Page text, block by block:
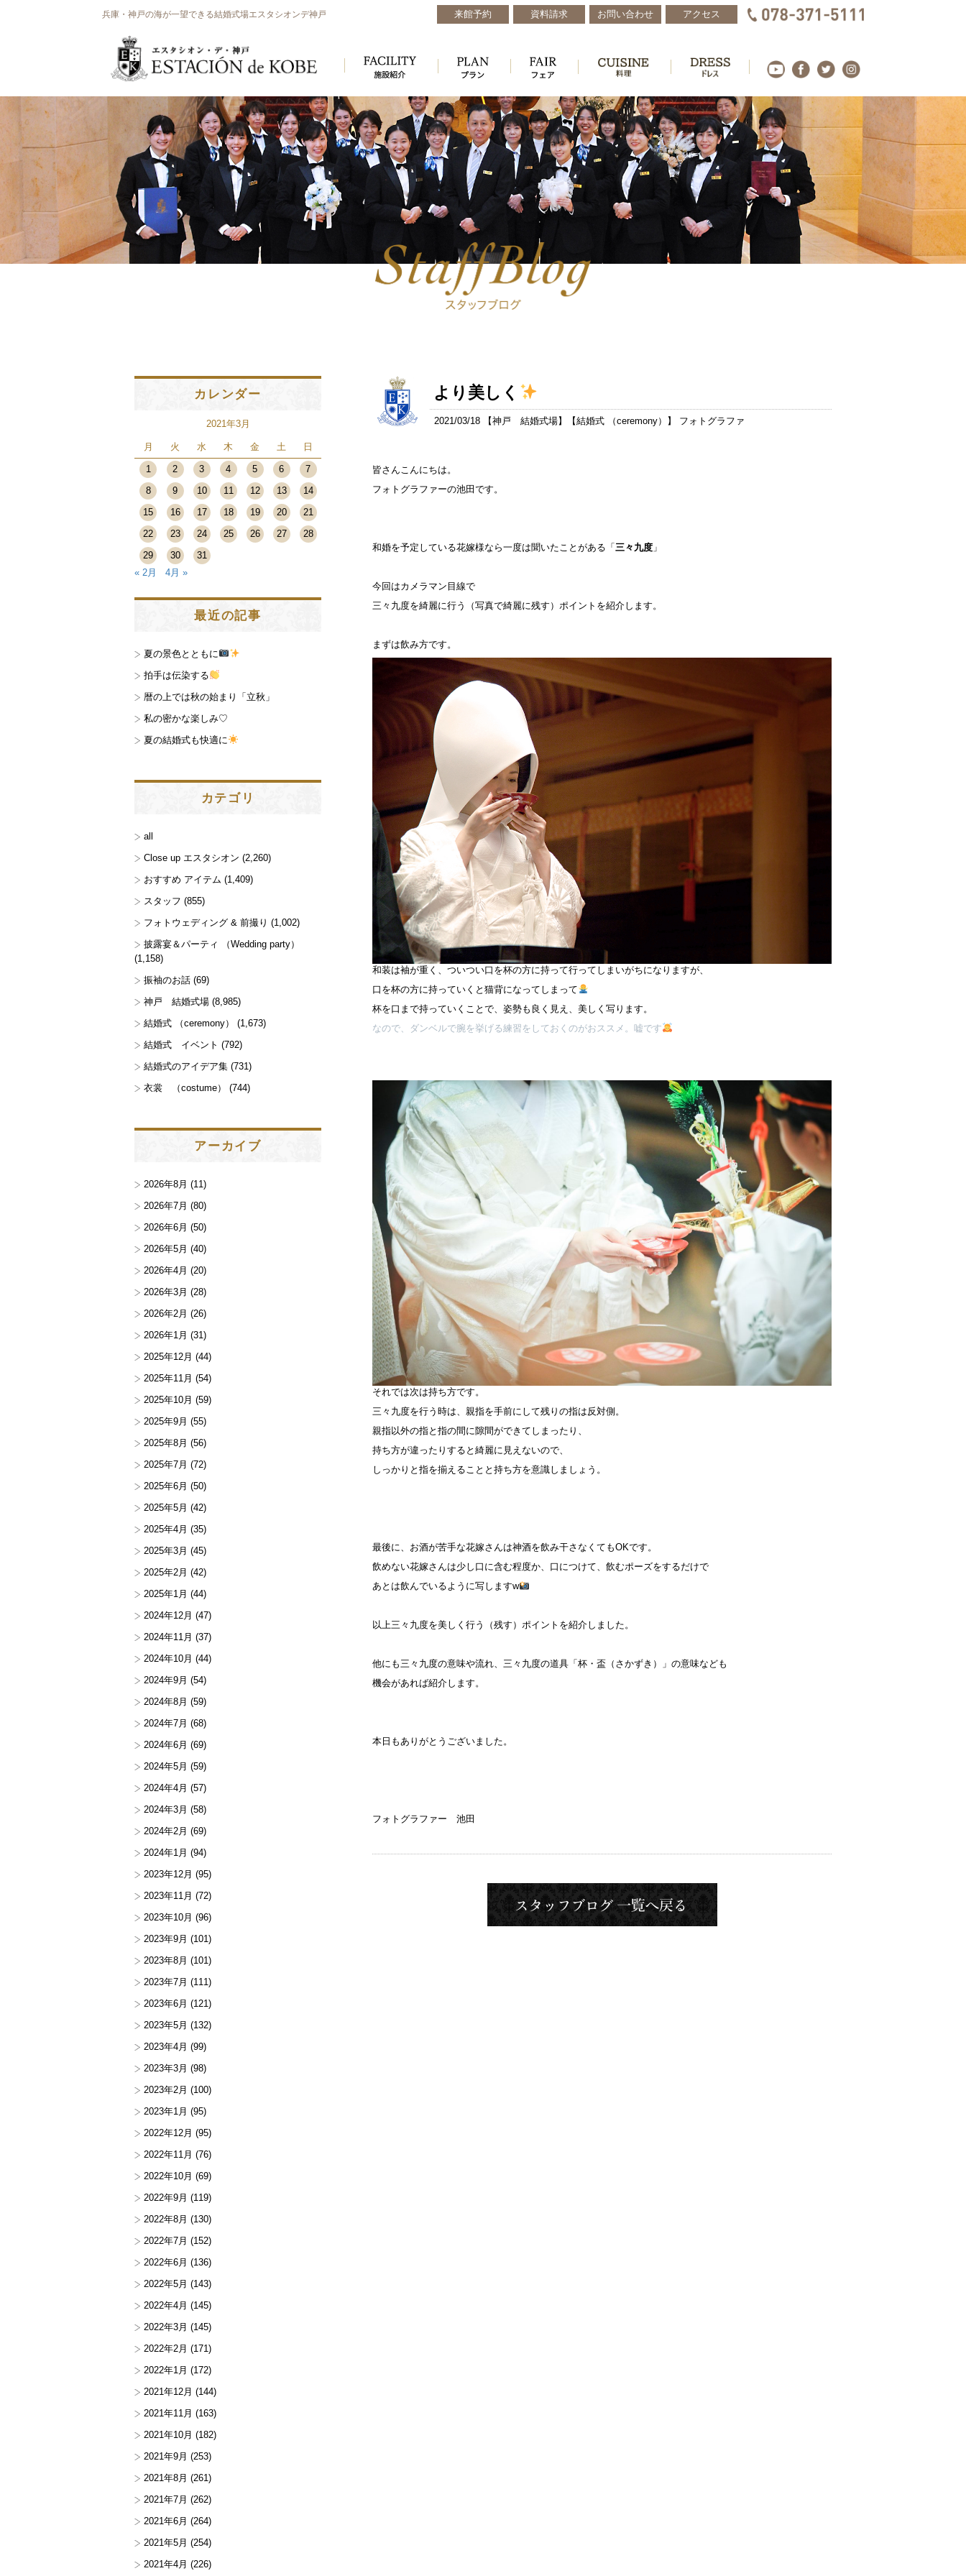
兵庫・神戸の海が一望できる結婚式場エスタシオンデ神戸 来館予約 資料請求 お問い合わせ アクセス
より美しく
2021/03/18 【神戸 結婚式場】【結婚式 （ceremony） 】 フォトグラファ
皆さんこんにちは。
フォトグラファーの池田です。
和婚を予定している花嫁様なら一度は聞いたことがある「三々九度 」
今回はカメラマン目線で
三々九度を綺麗に行う（写真で綺麗に残す）ポイント を紹介します。
まずは飲み方です。
和装は袖が重く、ついつい口を杯の方に持って行ってしまいがちになりますが、
口を杯の方に持っていくと猫背になってしまって
杯を口まで持っていくことで、姿勢も良く見え、美しく写ります。
なので、ダンベルで腕を挙げる練習をしておくのがおススメ。嘘です
それでは次は持ち方です。
三々九度を行う時は、親指を手前にして残りの指は反対側。
親指以外の指と指の間に隙間ができてしまったり、
持ち方が違ったりすると綺麗に見えないので、
しっかりと指を揃えることと持ち方を意識しましょう。
最後に、お酒が苦手な花嫁さんは神酒を飲み干さなくてもOKです。
飲めない花嫁さんは少し口に含む程度か、口につけて、飲むポーズをするだけで
あとは飲んでいるように写しますw
以上三々九度を美しく行う（残す）ポイントを紹介しました。
他にも三々九度の意味や流れ、三々九度の道具「杯・盃（さかずき）」の意味なども
機会があれば紹介します。
本日もありがとうございました。
フォトグラファー 池田
カレンダー
2021年3月
月 火 水 木 金 土 日
1 2 3 4 5 6
7
8
9 10 11 12 13
14
15
16 17 18 19 20
21
22
23 24 25 26 27
28
29
30
31
« 2月
4月 »
最近の記事
夏の景色とともに
拍手は伝染する
暦の上では秋の始まり「立秋」
私の密かな楽しみ♡
夏の結婚式も快適に
カテゴリ
all
Close up エスタシオン (2,260)
おすすめ アイテム (1,409)
スタッフ (855)
フォトウェディング & 前撮り (1,002)
披露宴＆パーティ （Wedding party）
(1,158)
振袖のお話 (69)
神戸 結婚式場 (8,985)
結婚式 （ceremony）
(1,673)
結婚式 イベント (792)
結婚式のアイデア集 (731)
衣裳 （costume）
(744)
アーカイブ
2026年8月 (11)
2026年7月 (80)
2026年6月 (50)
2026年5月 (40)
2026年4月 (20)
2026年3月 (28)
2026年2月 (26)
2026年1月 (31)
2025年12月 (44)
2025年11月 (54)
2025年10月 (59)
2025年9月 (55)
2025年8月 (56)
2025年7月 (72)
2025年6月 (50)
2025年5月 (42)
2025年4月 (35)
2025年3月 (45)
2025年2月 (42)
2025年1月 (44)
2024年12月 (47)
2024年11月 (37)
2024年10月 (44)
2024年9月 (54)
2024年8月 (59)
2024年7月 (68)
2024年6月 (69)
2024年5月 (59)
2024年4月 (57)
2024年3月 (58)
2024年2月 (69)
2024年1月 (94)
2023年12月 (95)
2023年11月 (72)
2023年10月 (96)
2023年9月 (101)
2023年8月 (101)
2023年7月 (111)
2023年6月 (121)
2023年5月 (132)
2023年4月 (99)
2023年3月 (98)
2023年2月 (100)
2023年1月 (95)
2022年12月 (95)
2022年11月 (76)
2022年10月 (69)
2022年9月 (119)
2022年8月 (130)
2022年7月 (152)
2022年6月 (136)
2022年5月 (143)
2022年4月 (145)
2022年3月 (145)
2022年2月 (171)
2022年1月 (172)
2021年12月 (144)
2021年11月 (163)
2021年10月 (182)
2021年9月 (253)
2021年8月 (261)
2021年7月 (262)
2021年6月 (264)
2021年5月 (254)
2021年4月 (226)